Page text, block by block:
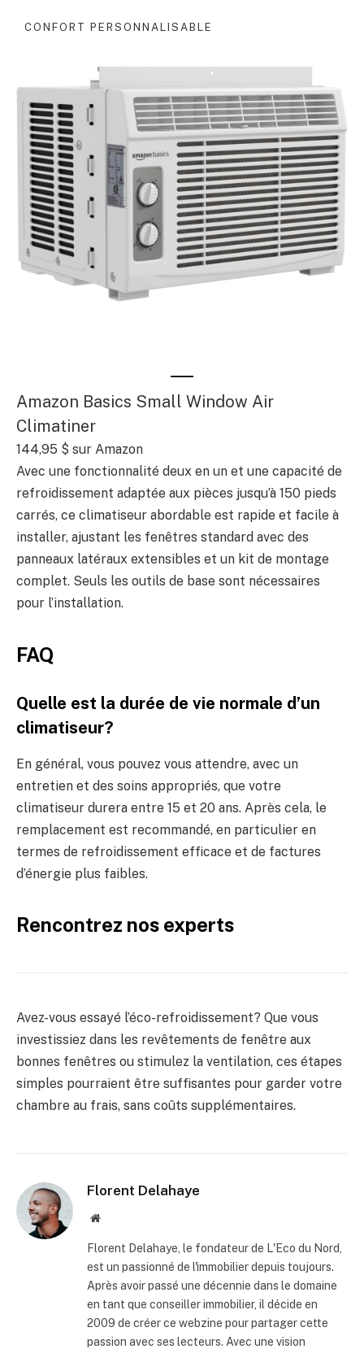
CONFORT PERSONNALISABLE
Amazon Basics Small Window Air
Climatiner
144,95 $ sur Amazon
Avec une fonctionnalité deux en un et une capacité de
refroidissement adaptée aux pièces jusqu’à 150 pieds
carrés, ce climatiseur abordable est rapide et facile à
installer, ajustant les fenêtres standard avec des
panneaux latéraux extensibles et un kit de montage
complet. Seuls les outils de base sont nécessaires
pour l’installation.
FAQ
Quelle est la durée de vie normale d’un
climatiseur?
En général, vous pouvez vous attendre, avec un
entretien et des soins appropriés, que votre
climatiseur durera entre 15 et 20 ans. Après cela, le
remplacement est recommandé, en particulier en
termes de refroidissement efficace et de factures
d’énergie plus faibles.
Rencontrez nos experts
Avez-vous essayé l’éco-refroidissement? Que vous
investissiez dans les revêtements de fenêtre aux
bonnes fenêtres ou stimulez la ventilation, ces étapes
simples pourraient être suffisantes pour garder votre
chambre au frais, sans coûts supplémentaires.
Florent Delahaye
Site
Florent Delahaye, le fondateur de L'Eco du Nord,
est un passionné de l'immobilier depuis toujours.
Après avoir passé une décennie dans le domaine
en tant que conseiller immobilier, il décide en
2009 de créer ce webzine pour partager cette
passion avec ses lecteurs. Avec une vision